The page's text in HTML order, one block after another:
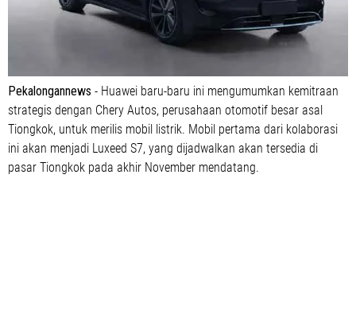
Pekalongannews - Huawei baru-baru ini mengumumkan kemitraan
strategis dengan Chery Autos, perusahaan otomotif besar asal
Tiongkok, untuk merilis mobil listrik. Mobil pertama dari kolaborasi
ini akan menjadi Luxeed S7, yang dijadwalkan akan tersedia di
pasar Tiongkok pada akhir November mendatang.